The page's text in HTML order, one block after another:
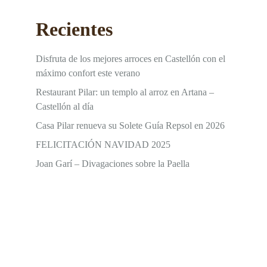
Recientes
Disfruta de los mejores arroces en Castellón con el
máximo confort este verano
Restaurant Pilar: un templo al arroz en Artana –
Castellón al día
Casa Pilar renueva su Solete Guía Repsol en 2026
FELICITACIÓN NAVIDAD 2025
Joan Garí – Divagaciones sobre la Paella